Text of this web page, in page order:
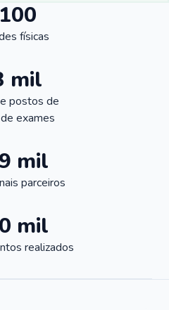
físicas
mil
postos de
exames
mil
parceiros
mil
realizados